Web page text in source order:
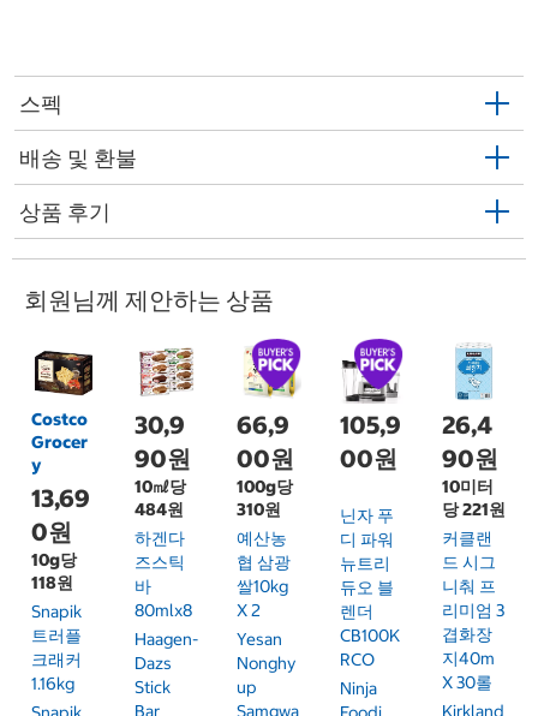
스펙
배송 및 환불
상품 후기
회원님께 제안하는 상품
Costco
Grocer
y
13,69
0원
10g당
118원
Snapik
트러플
크래커
1.16kg
30,9
90원
10㎖당
484원
하겐다
즈스틱
바
80mlx8
Haagen-
Dazs
Stick
Bar
66,9
00원
100g당
310원
예산농
협 삼광
쌀10kg
X 2
Yesan
Nonghy
Up
Samgwa
105,9
00원
닌자 푸
디 파워
뉴트리
듀오 블
렌더
CB100K
RCO
Ninja
26,4
90원
10미터
당 221원
커클랜
드 시그
니춰 프
리미엄 3
겹화장
지40m
X 30롤
Kirkland